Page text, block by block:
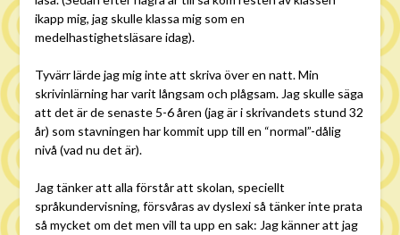
ikapp mig, jag skulle klassa mig som en
medelhastighetsläsare idag).
Tyvärr lärde jag mig inte att skriva över en natt. Min
skrivinlärning har varit långsam och plågsam. Jag skulle säga
att det är de senaste 5-6 åren (jag är i skrivandets stund 32
år) som stavningen har kommit upp till en “normal”-dålig
nivå (vad nu det är).
Jag tänker att alla förstår att skolan, speciellt
språkundervisning, försvåras av dyslexi så tänker inte prata
så mycket om det men vill ta upp en sak: Jag känner att jag